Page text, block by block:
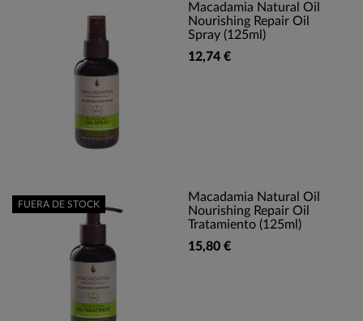
Macadamia Natural Oil
Nourishing Repair Oil
Spray (125ml)
12,74 €
Macadamia Natural Oil
Nourishing Repair Oil
Tratamiento (125ml)
15,80 €
FUERA DE STOCK